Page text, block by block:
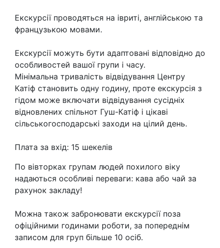
Екскурсії проводяться на івриті, англійською та
французькою мовами.
Екскурсії можуть бути адаптовані відповідно до
особливостей вашої групи і часу.
Мінімальна тривалість відвідування Центру
Катіф становить одну годину, проте екскурсія з
гідом може включати відвідування сусідніх
відновлених спільнот Гуш-Катіф і цікаві
сільськогосподарські заходи на цілий день.
Плата за вхід: 15 шекелів
По вівторках групам людей похилого віку
надаються особливі переваги: кава або чай за
рахунок закладу!
Можна також забронювати екскурсії поза
офіційними годинами роботи, за попереднім
записом для груп більше 10 осіб.